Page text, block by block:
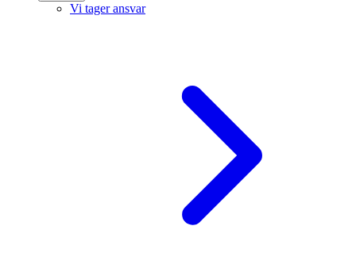
Vi tager ansvar